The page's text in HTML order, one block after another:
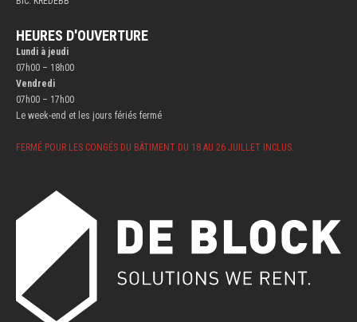
HEURES D'OUVERTURE
Lundi à jeudi
07h00 – 18h00
Vendredi
07h00 – 17h00
Le week-end et les jours fériés fermé
FERMÉ POUR LES CONGÉS DU BÂTIMENT DU 18 AU 26 JUILLET INCLUS.